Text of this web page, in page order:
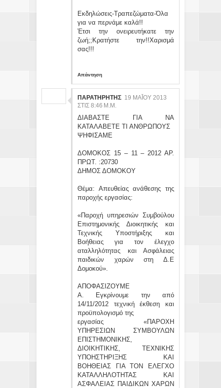
Εκδηλώσεις-Τραπεζώματα-Όλα
για να περνάμε καλά!!
Έτσι την ονειρευτήκατε την
ζωή;;Κρατήστε την!!Χαρισμά
σας!!!
Απάντηση
ΠΑΡΑΤΗΡΗΤΗΣ 19 ΜΑΪ́ΟΥ 2013 ΣΤ
ΙΣ 8:46 Μ.Μ.
ΔΙΑΒΑΣΤΕ ΓΙΑ ΝΑ
ΚΑΤΑΛΑΒΕΤΕ ΤΙ ΑΝΘΡΩΠΟΥΣ
ΨΗΦΙΣΑΜΕ
ΔΟΜΟΚΟΣ 15 – 11 – 2012 ΑΡ.
ΠΡΩΤ. :20730
ΔΗΜΟΣ ΔΟΜΟΚΟΥ
Θέμα: Απευθείας ανάθεσης της
παροχής εργασίας:
«Παροχή υπηρεσιών Συμβούλου
Επιστημονικής Διοικητικής και
Τεχνικής Υποστήριξης και
Βοήθειας για τον έλεγχο
αταλληλότητας και Ασφάλειας
παιδικών χαρών στη Δ.Ε
Δομοκού».
ΑΠΟΦΑΣΙΖΟΥΜΕ
Α. Εγκρίνουμε την από
14/11/2012 τεχνική έκθεση και
προϋπολογισμό της
εργασίας «ΠΑΡΟΧΗ
ΥΠΗΡΕΣΙΩΝ ΣΥΜΒΟΥΛΩΝ
ΕΠΙΣΤΗΜΟΝΙΚΗΣ,
ΔΙΟΙΚΗΤΙΚΗΣ, ΤΕΧΝΙΚΗΣ
ΥΠΟΗΣΤΗΡΙΞΗΣ ΚΑΙ
ΒΟΗΘΕΙΑΣ ΓΙΑ ΤΟΝ ΕΛΕΓΧΟ
ΚΑΤΑΛΛΗΛΟΤΗΤΑΣ ΚΑΙ
ΑΣΦΑΛΕΙΑΣ ΠΑΙΔΙΚΩΝ ΧΑΡΩΝ